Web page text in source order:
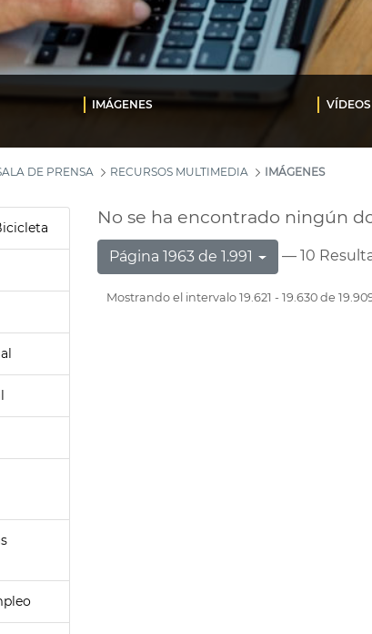
IMÁGENES VÍDEOS
DE PRENSA RECURSOS MULTIMEDIA IMÁGENES
No se ha encontrado ningún
Página 1963 de 1.991 — 10
Mostrando el intervalo 19.621 - 19.630 de